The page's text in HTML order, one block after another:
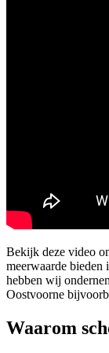
Bekijk deze video
meerwaarde
hebben wij
Oostvoorne
Waarom